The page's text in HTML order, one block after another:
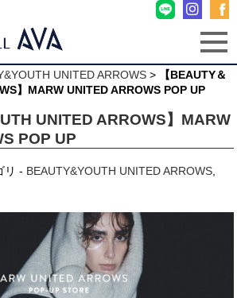
UNITED ARROWS >
【BEAUTY＆
】MARW UNITED ARROWS POP UP
UNITED ARROWS】MARW
POP UP
リ - BEAUTY&YOUTH UNITED ARROWS